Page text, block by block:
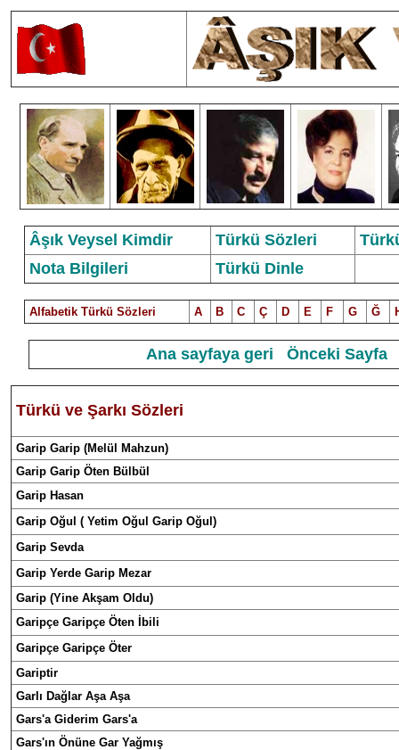
Âşık Veysel Kimdir Türkü Sözleri
Nota Bilgileri
Türkü Dinle
Alfabetik Türkü Sözleri A B C Ç D E F G Ğ
Ana sayfaya geri Önceki Sayfa
Türkü ve Şarkı Sözleri
Garip Garip (Melül Mahzun)
Garip Garip Öten Bülbül
Garip Hasan
Garip Oğul ( Yetim Oğul Garip Oğul)
Garip Sevda
Garip Yerde Garip Mezar
Garip (Yine Akşam Oldu)
Garipçe Garipçe Öten İbili
Garipçe Garipçe Öter
Gariptir
Garlı Dağlar Aşa Aşa
Gars'a Giderim Gars'a
Gars'ın Önüne Gar Yağmış